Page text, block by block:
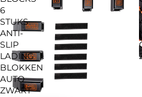
6
STUKS
ANTI-
SLIP
LADING
BLOKKEN
AUTO
ZWART